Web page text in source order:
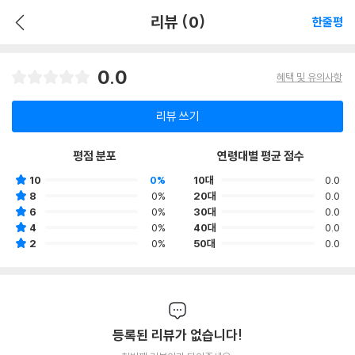
리뷰 (0) 한줄평
0.0 혜택 및 유의사항
리뷰 쓰기
평점 분포
10
0%
8
0%
6
0%
4
0%
2
0%
연령대별 평균 점수
10대
0.0
20대
0.0
30대
0.0
40대
0.0
50대
0.0
등록된 리뷰가 없습니다!